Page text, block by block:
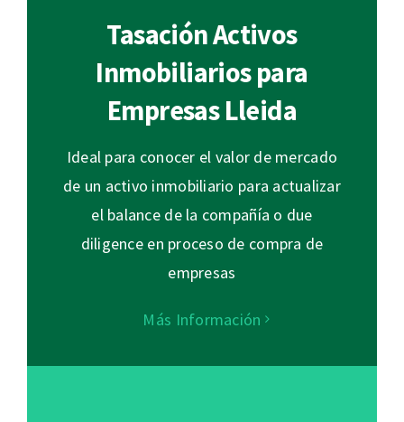
Tasación Activos
Inmobiliarios para
Empresas Lleida
Ideal para conocer el valor de mercado
de un activo inmobiliario para actualizar
el balance de la compañía o due
diligence en proceso de compra de
empresas
Más Información